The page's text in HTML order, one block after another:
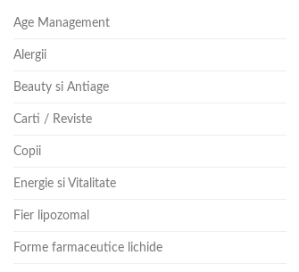
Age Management
Alergii
Beauty si Antiage
Carti / Reviste
Copii
Energie si Vitalitate
Fier lipozomal
Forme farmaceutice lichide